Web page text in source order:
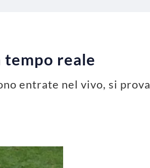
reale
entrate nel vivo, si prova